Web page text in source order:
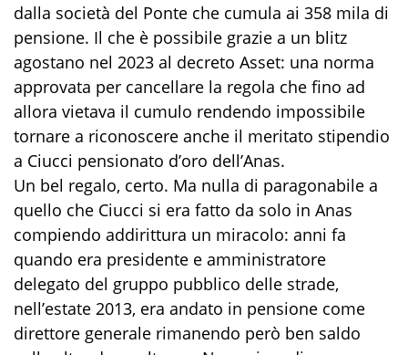
dalla società del Ponte che cumula ai 358 mila di
pensione. Il che è possibile grazie a un blitz
agostano nel 2023 al decreto Asset: una norma
approvata per cancellare la regola che fino ad
allora vietava il cumulo rendendo impossibile
tornare a riconoscere anche il meritato stipendio
a Ciucci pensionato d’oro dell’Anas.
Un bel regalo, certo. Ma nulla di paragonabile a
quello che Ciucci si era fatto da solo in Anas
compiendo addirittura un miracolo: anni fa
quando era presidente e amministratore
delegato del gruppo pubblico delle strade,
nell’estate 2013, era andato in pensione come
direttore generale rimanendo però ben saldo